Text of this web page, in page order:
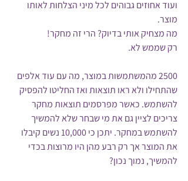
ועוד אחוזים גבוהים לכל מיני הצלחות לאותו
מוצר.
מה מצחיק אותי בדיוק? הרי זה מחקר!
רק שממש לא.
2500 מהמשתמשות במוצר, מה עם עוד אלפים
שהתחילו ולא ראו תוצאות ואז החליטו להפסיק
להשתמש. כאשר מפרסמים תוצאות מחקר
צריכים לציין גם את מי שבחר שלא להמשיך
להשתמש במחקר. יתכן כי 10,000 נשים קיבלו
את המוצר אך רק רבע מהן היו מרוצות בכדי
להמשיך, נמוך נכון?